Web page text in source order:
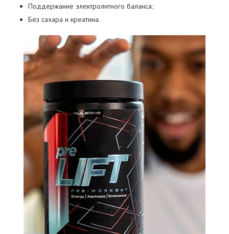
Поддержание электролитного баланса;
Без сахара и креатина.